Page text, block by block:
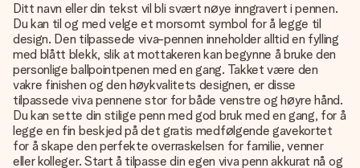
Ditt navn eller din tekst vil bli svært nøye inngravert i pennen.
Du kan til og med velge et morsomt symbol for å legge til
design. Den tilpassede viva-pennen inneholder alltid en fylling
med blått blekk, slik at mottakeren kan begynne å bruke den
personlige ballpointpenen med en gang. Takket være den
vakre finishen og den høykvalitets designen, er disse
tilpassede viva pennene stor for både venstre og høyre hånd.
Du kan sette din stilige penn med god bruk med en gang, for å
legge en fin beskjed på det gratis medfølgende gavekortet
for å skape den perfekte overraskelsen for familie, venner
eller kolleger. Start å tilpasse din egen viva penn akkurat nå og